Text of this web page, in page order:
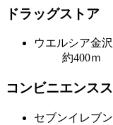
ドラッグストア
ウエルシア金
約400ｍ
コンビニエンス
セブンイレブ